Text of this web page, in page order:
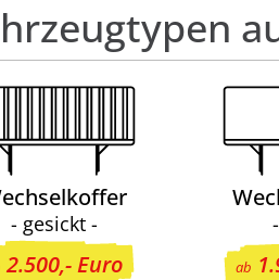
- gesickt -
2.500,- Euro ab